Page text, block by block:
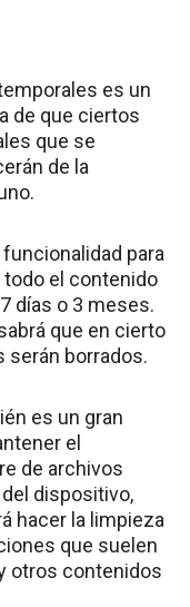
es un
de que ciertos
que se
de la
para
el contenido
días o 3 meses.
que en cierto
serán borrados.
es un gran
el
de archivos
dispositivo,
hacer la limpieza
que suelen
otros contenidos